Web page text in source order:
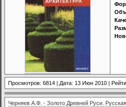
Просмотров: 6814 | Дата: 13 Июн 2010 |
Черняев А.Ф. - Золото Древней Руси.